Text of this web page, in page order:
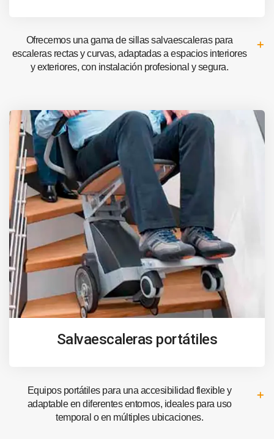
Ofrecemos una gama de sillas salvaescaleras para
escaleras rectas y curvas, adaptadas a espacios interiores
y exteriores, con instalación profesional y segura.
Salvaescaleras portátiles
Equipos portátiles para una accesibilidad flexible y
adaptable en diferentes entornos, ideales para uso
temporal o en múltiples ubicaciones.